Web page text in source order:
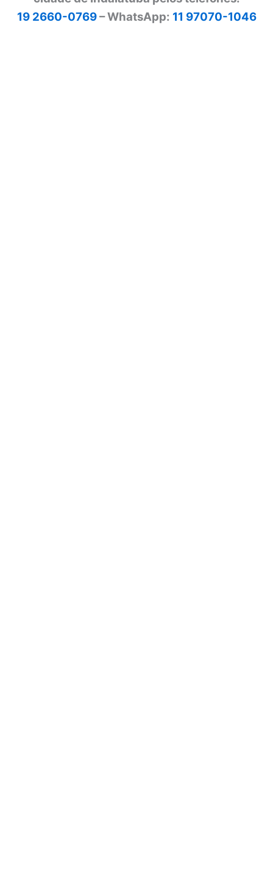
19 2660-0769– WhatsApp: 11 97070-1046